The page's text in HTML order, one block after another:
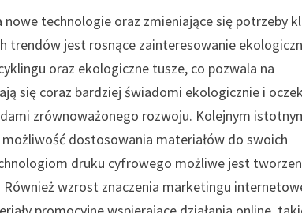
nowe technologie oraz zmieniające się potrzeby
trendów jest rosnące zainteresowanie
oraz ekologiczne tusze, co pozwala na
się coraz bardziej świadomi ekologicznie i
zrównoważonego rozwoju. Kolejnym
dostosowania materiałów do swoich
druku cyfrowego możliwe jest
wzrost znaczenia marketingu